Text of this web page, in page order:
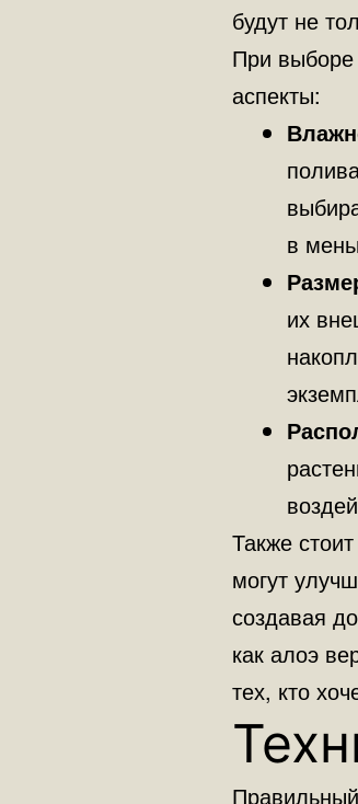
будут не
При выборе
аспекты:
в
их
Также
могут
создавая
как алоэ
тех, кто